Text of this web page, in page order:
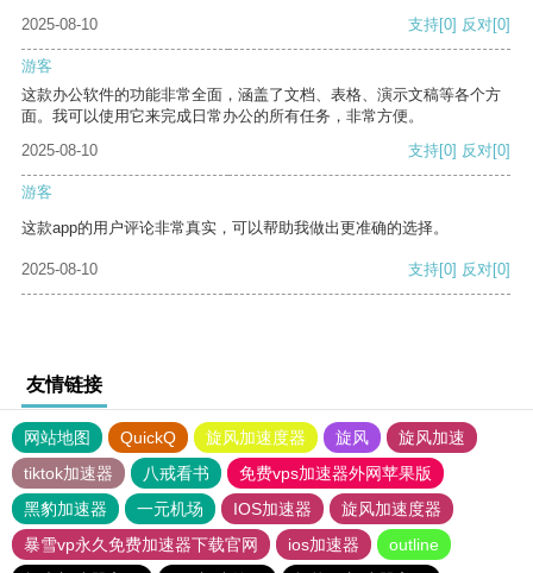
2025-08-10 支持[0] 反对[0]
游客
这款办公软件的功能非常全面，涵盖了文档、表格、演示文稿等各个方
面。我可以使用它来完成日常办公的所有任务，非常方便。
2025-08-10
支持[0] 反对[0]
游客
这款app的用户评论非常真实，可以帮助我做出更准确的选择。
2025-08-10 支持[0] 反对[0]
友情链接
网站地图 QuickQ 旋风加速度器 旋风
旋风加速
tiktok加速器
八戒看书
免费vps加速器外网苹果版
黑豹加速器
一元机场 IOS加速器
旋风加速度器
暴雪vp永久免费加速器下载官网
ios加速器
outline